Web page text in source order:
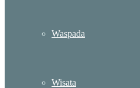
Waspada
Wisata